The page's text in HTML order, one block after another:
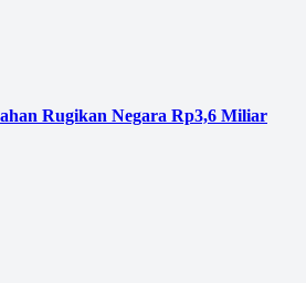
Rugikan Negara Rp3,6 Miliar